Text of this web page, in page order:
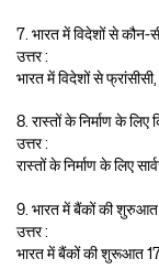
7. भारत में विदेशों से कौन-
उत्तर :
भारत में विदेशों से
8. रास्तों के निर्माण के
उत्तर :
रास्तों के निर्माण के लिए
9. भारत में बैंकों की
उत्तर :
भारत में बैंकों की शुरूआत